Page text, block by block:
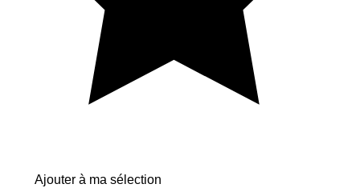
Ajouter à ma sélection